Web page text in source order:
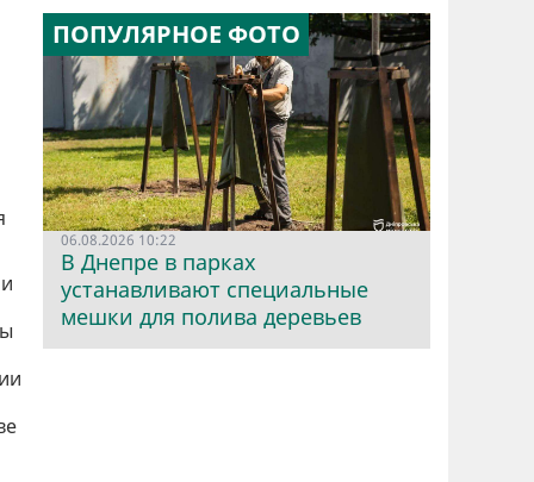
ПОПУЛЯРНОЕ ФОТО
06.08.2026 10:22
В Днепре в парках
устанавливают специальные
мешки для полива деревьев